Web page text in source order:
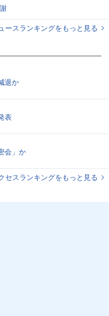
ースランキングをもっと見る
退か
表
会」か
セスランキングをもっと見る